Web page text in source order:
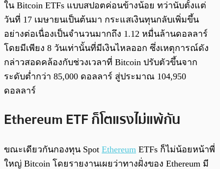
ใน Bitcoin ETFs แบบสปอตค่อนข้างน้อย ทว่านับตั้งแต่
วันที่ 17 เมษายนเป็นต้นมา กระแสเงินทุนกลับเพิ่มขึ้น
อย่างต่อเนื่องเป็นจำนวนมากถึง 1.12 หมื่นล้านดอลลาร์
โดยมีเพียง 8 วันเท่านั้นที่มีเงินไหลออก ซึ่งเหตุการณ์ดัง
กล่าวสอดคล้องกับช่วงเวลาที่ Bitcoin ปรับตัวขึ้นจาก
ระดับต่ำกว่า 85,000 ดอลลาร์ สู่ประมาณ 104,950
ดอลลาร์
Ethereum ETF ก็โตแรงไม่แพ้กัน
ขณะเดียวกันกองทุน Spot Ethereum ETFs ก็ไม่น้อยหน้าพี่
ใหญ่ Bitcoin โดยรายงานเผยว่าทางฝั่งของ Ethereum มี